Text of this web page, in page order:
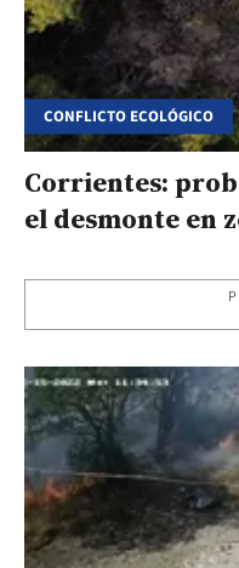
CONFLICTO ECOLÓGICO
Corrientes:
el desmonte en